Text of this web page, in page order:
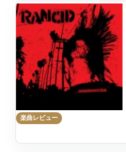
楽曲レビュー